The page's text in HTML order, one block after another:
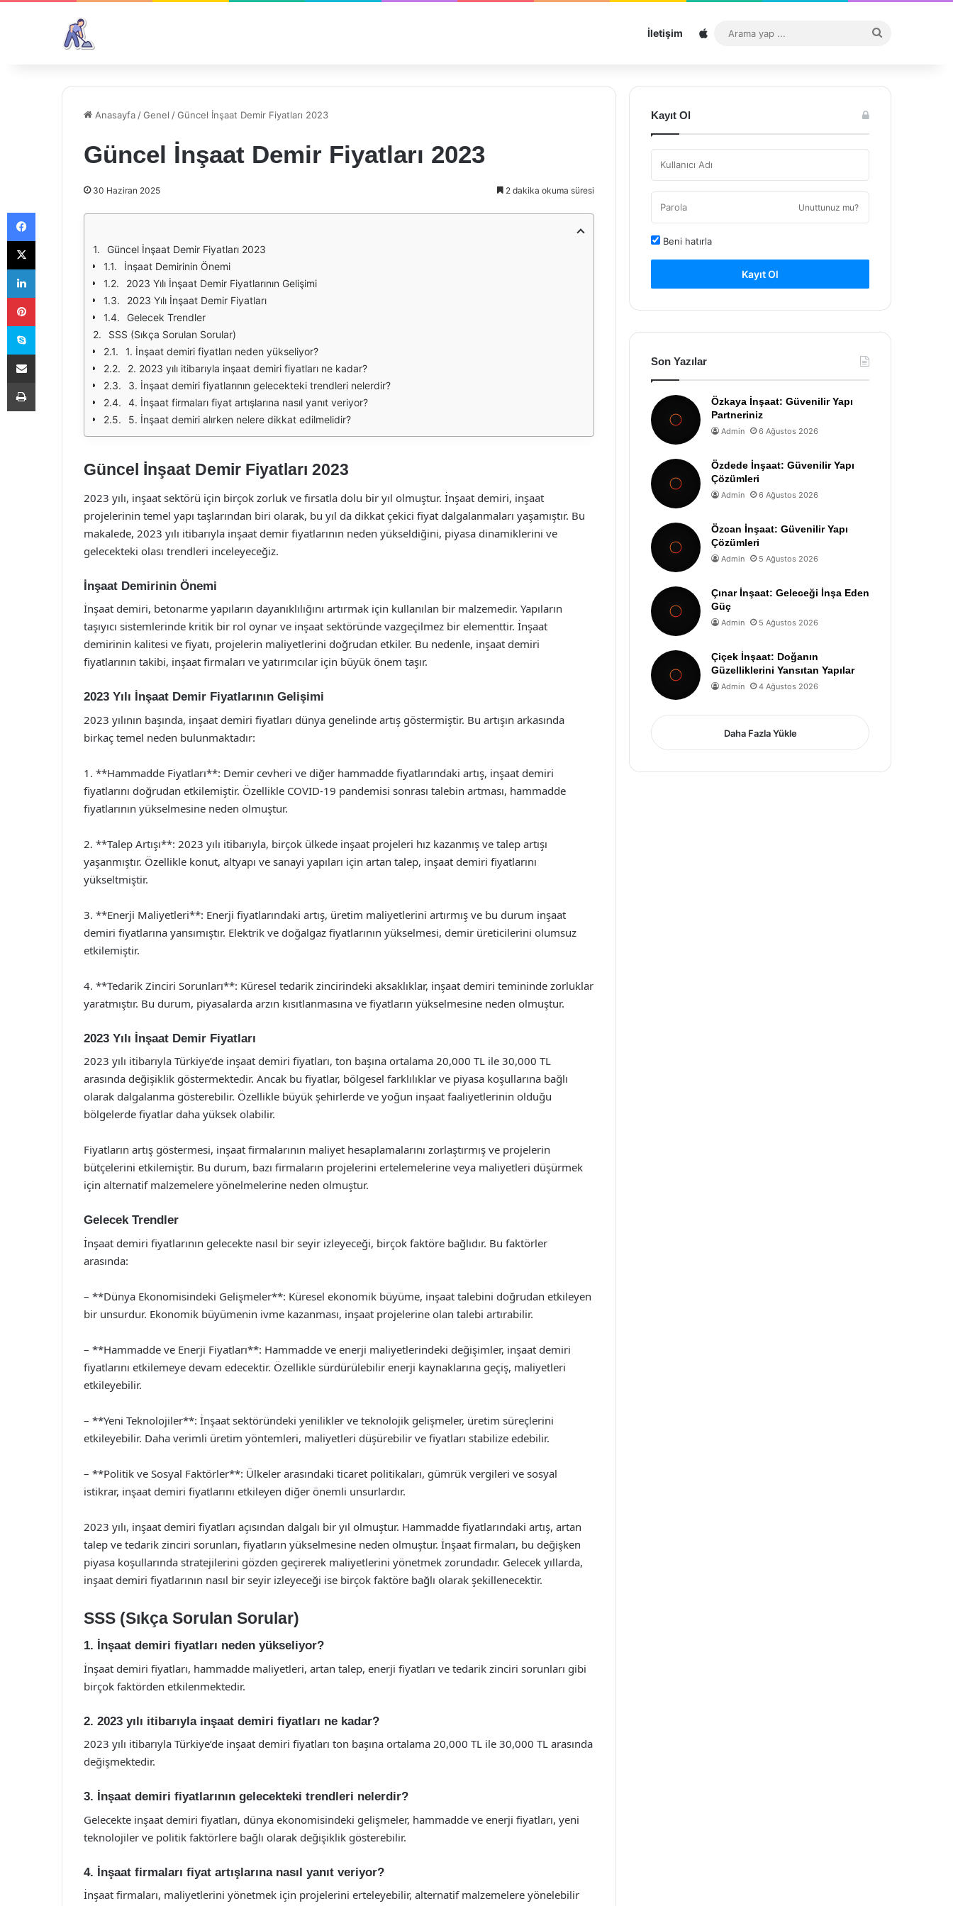
İletişim Sitemap
...
Anasayfa /Genel /Güncel İnşaat Demir Fiyatları 2023
Güncel İnşaat Demir Fiyatları 2023
30 Haziran 2025 2 dakika okuma süresi
Güncel İnşaat Demir Fiyatları 2023
İnşaat Demirinin Önemi
2023 Yılı İnşaat Demir Fiyatlarının Gelişimi
2023 Yılı İnşaat Demir Fiyatları
Gelecek Trendler
SSS (Sıkça Sorulan Sorular)
1. İnşaat demiri fiyatları neden yükseliyor?
2. 2023 yılı itibarıyla inşaat demiri fiyatları ne kadar?
3. İnşaat demiri fiyatlarının gelecekteki trendleri nelerdir?
4. İnşaat firmaları fiyat artışlarına nasıl yanıt veriyor?
5. İnşaat demiri alırken nelere dikkat edilmelidir?
Güncel İnşaat Demir Fiyatları 2023
2023 yılı, inşaat sektörü için birçok zorluk ve fırsatla dolu bir yıl olmuştur. İnşaat demiri, inşaat
projelerinin temel yapı taşlarından biri olarak, bu yıl da dikkat çekici fiyat dalgalanmaları yaşamıştır. Bu
makalede, 2023 yılı itibarıyla inşaat demir fiyatlarının neden yükseldiğini, piyasa dinamiklerini ve
gelecekteki olası trendleri inceleyeceğiz.
İnşaat Demirinin Önemi
İnşaat demiri, betonarme yapıların dayanıklılığını artırmak için kullanılan bir malzemedir. Yapıların
taşıyıcı sistemlerinde kritik bir rol oynar ve inşaat sektöründe vazgeçilmez bir elementtir. İnşaat
demirinin kalitesi ve fiyatı, projelerin maliyetlerini doğrudan etkiler. Bu nedenle, inşaat demiri
fiyatlarının takibi, inşaat firmaları ve yatırımcılar için büyük önem taşır.
2023 Yılı İnşaat Demir Fiyatlarının Gelişimi
2023 yılının başında, inşaat demiri fiyatları dünya genelinde artış göstermiştir. Bu artışın arkasında
birkaç temel neden bulunmaktadır:
1. **Hammadde Fiyatları**: Demir cevheri ve diğer hammadde fiyatlarındaki artış, inşaat demiri
fiyatlarını doğrudan etkilemiştir. Özellikle COVID-19 pandemisi sonrası talebin artması, hammadde
fiyatlarının yükselmesine neden olmuştur.
2. **Talep Artışı**: 2023 yılı itibarıyla, birçok ülkede inşaat projeleri hız kazanmış ve talep artışı
yaşanmıştır. Özellikle konut, altyapı ve sanayi yapıları için artan talep, inşaat demiri fiyatlarını
yükseltmiştir.
3. **Enerji Maliyetleri**: Enerji fiyatlarındaki artış, üretim maliyetlerini artırmış ve bu durum inşaat
demiri fiyatlarına yansımıştır. Elektrik ve doğalgaz fiyatlarının yükselmesi, demir üreticilerini olumsuz
etkilemiştir.
4. **Tedarik Zinciri Sorunları**: Küresel tedarik zincirindeki aksaklıklar, inşaat demiri temininde zorluklar
yaratmıştır. Bu durum, piyasalarda arzın kısıtlanmasına ve fiyatların yükselmesine neden olmuştur.
2023 Yılı İnşaat Demir Fiyatları
2023 yılı itibarıyla Türkiye’de inşaat demiri fiyatları, ton başına ortalama 20,000 TL ile 30,000 TL
arasında değişiklik göstermektedir. Ancak bu fiyatlar, bölgesel farklılıklar ve piyasa koşullarına bağlı
olarak dalgalanma gösterebilir. Özellikle büyük şehirlerde ve yoğun inşaat faaliyetlerinin olduğu
bölgelerde fiyatlar daha yüksek olabilir.
Fiyatların artış göstermesi, inşaat firmalarının maliyet hesaplamalarını zorlaştırmış ve projelerin
bütçelerini etkilemiştir. Bu durum, bazı firmaların projelerini ertelemelerine veya maliyetleri düşürmek
için alternatif malzemelere yönelmelerine neden olmuştur.
Gelecek Trendler
İnşaat demiri fiyatlarının gelecekte nasıl bir seyir izleyeceği, birçok faktöre bağlıdır. Bu faktörler
arasında:
– **Dünya Ekonomisindeki Gelişmeler**: Küresel ekonomik büyüme, inşaat talebini doğrudan etkileyen
bir unsurdur. Ekonomik büyümenin ivme kazanması, inşaat projelerine olan talebi artırabilir.
– **Hammadde ve Enerji Fiyatları**: Hammadde ve enerji maliyetlerindeki değişimler, inşaat demiri
fiyatlarını etkilemeye devam edecektir. Özellikle sürdürülebilir enerji kaynaklarına geçiş, maliyetleri
etkileyebilir.
– **Yeni Teknolojiler**: İnşaat sektöründeki yenilikler ve teknolojik gelişmeler, üretim süreçlerini
etkileyebilir. Daha verimli üretim yöntemleri, maliyetleri düşürebilir ve fiyatları stabilize edebilir.
– **Politik ve Sosyal Faktörler**: Ülkeler arasındaki ticaret politikaları, gümrük vergileri ve sosyal
istikrar, inşaat demiri fiyatlarını etkileyen diğer önemli unsurlardır.
2023 yılı, inşaat demiri fiyatları açısından dalgalı bir yıl olmuştur. Hammadde fiyatlarındaki artış, artan
talep ve tedarik zinciri sorunları, fiyatların yükselmesine neden olmuştur. İnşaat firmaları, bu değişken
piyasa koşullarında stratejilerini gözden geçirerek maliyetlerini yönetmek zorundadır. Gelecek yıllarda,
inşaat demiri fiyatlarının nasıl bir seyir izleyeceği ise birçok faktöre bağlı olarak şekillenecektir.
SSS (Sıkça Sorulan Sorular)
1. İnşaat demiri fiyatları neden yükseliyor?
İnşaat demiri fiyatları, hammadde maliyetleri, artan talep, enerji fiyatları ve tedarik zinciri sorunları gibi
birçok faktörden etkilenmektedir.
2. 2023 yılı itibarıyla inşaat demiri fiyatları ne kadar?
2023 yılı itibarıyla Türkiye’de inşaat demiri fiyatları ton başına ortalama 20,000 TL ile 30,000 TL arasında
değişmektedir.
3. İnşaat demiri fiyatlarının gelecekteki trendleri nelerdir?
Gelecekte inşaat demiri fiyatları, dünya ekonomisindeki gelişmeler, hammadde ve enerji fiyatları, yeni
teknolojiler ve politik faktörlere bağlı olarak değişiklik gösterebilir.
4. İnşaat firmaları fiyat artışlarına nasıl yanıt veriyor?
İnşaat firmaları, maliyetlerini yönetmek için projelerini erteleyebilir, alternatif malzemelere yönelebilir
Kayıt Ol
Unuttunuz mu?
Beni hatırla
Kayıt Ol
Son Yazılar
Özkaya İnşaat: Güvenilir Yapı
Partneriniz
Admin 6 Ağustos 2026
Özdede İnşaat: Güvenilir Yapı
Çözümleri
Admin 6 Ağustos 2026
Özcan İnşaat: Güvenilir Yapı
Çözümleri
Admin 5 Ağustos 2026
Çınar İnşaat: Geleceği İnşa Eden
Güç
Admin 5 Ağustos 2026
Çiçek İnşaat: Doğanın
Güzelliklerini Yansıtan Yapılar
Admin 4 Ağustos 2026
Daha Fazla Yükle
Facebook
X
LinkedIn
Pinterest
Skype
E-Posta ile paylaş